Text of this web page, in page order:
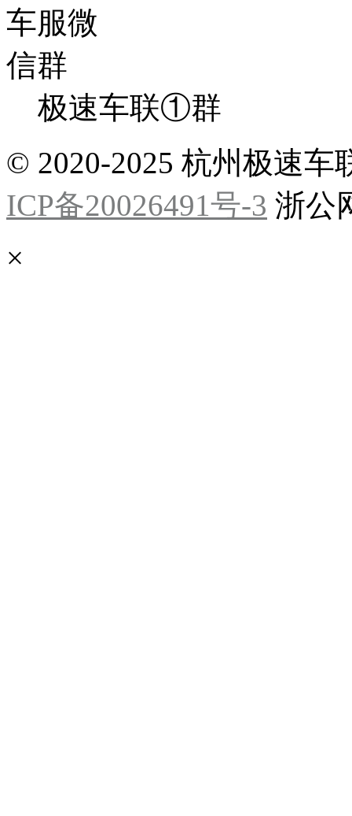
极速车联①群
© 2020-2025 杭州极速
ICP备20026491号-3 浙公
×